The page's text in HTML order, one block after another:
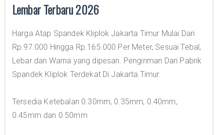
Lembar Terbaru 2026
Harga Atap Spandek Kliplok Jakarta Timur Mulai Dari
Rp.97.000 Hingga Rp.165.000 Per Meter, Sesuai Tebal,
Lebar dan Warna yang dipesan. Pengiriman Dari Pabrik
Spandek Kliplok Terdekat Di Jakarta Timur.
Tersedia Ketebalan 0.30mm, 0.35mm, 0.40mm,
0.45mm dan 0.50mm